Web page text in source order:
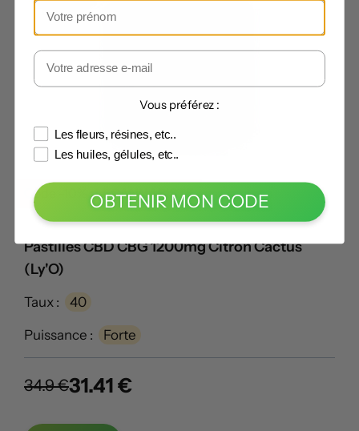
Code -10% :LECANNABISTE
Pastilles CBD CBG 1200mg Citron Cactus
(Ly'O)
Taux : 40
Puissance : Forte
34.9 €31.41 €
Vous préférez :
Les fleurs, résines, etc..
Les huiles, gélules, etc..
OBTENIR MON CODE